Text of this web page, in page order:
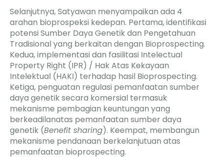
Selanjutnya, Satyawan menyampaikan ada 4
arahan bioprospeksi kedepan. Pertama, identifikasi
potensi Sumber Daya Genetik dan Pengetahuan
Tradisional yang berkaitan dengan Bioprospecting.
Kedua, implementasi dan fasilitasi Intelectual
Property Right (IPR) / Hak Atas Kekayaan
Intelektual (HAKI) terhadap hasil Bioprospecting.
Ketiga, penguatan regulasi pemanfaatan sumber
daya genetik secara komersial termasuk
mekanisme pembagian keuntungan yang
berkeadilanatas pemanfaatan sumber daya
genetik (Benefit sharing). Keempat, membangun
mekanisme pendanaan berkelanjutuan atas
pemanfaatan bioprospecting.